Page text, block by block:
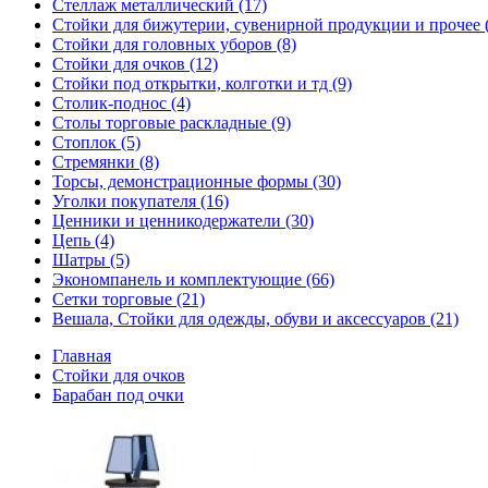
Стеллаж металлический (17)
Стойки для бижутерии, сувенирной продукции и прочее
Стойки для головных уборов (8)
Стойки для очков (12)
Стойки под открытки, колготки и тд (9)
Столик-поднос (4)
Столы торговые раскладные (9)
Стоплок (5)
Стремянки (8)
Торсы, демонстрационные формы (30)
Уголки покупателя (16)
Ценники и ценникодержатели (30)
Цепь (4)
Шатры (5)
Экономпанель и комплектующие (66)
Сетки торговые (21)
Вешала, Стойки для одежды, обуви и аксессуаров (21)
Главная
Стойки для очков
Барабан под очки